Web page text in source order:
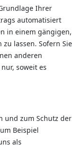
Ihrer
automatisiert
in einem gängigen,
lassen. Sofern Sie
anderen
soweit es
und zum Schutz der
Beispiel
als